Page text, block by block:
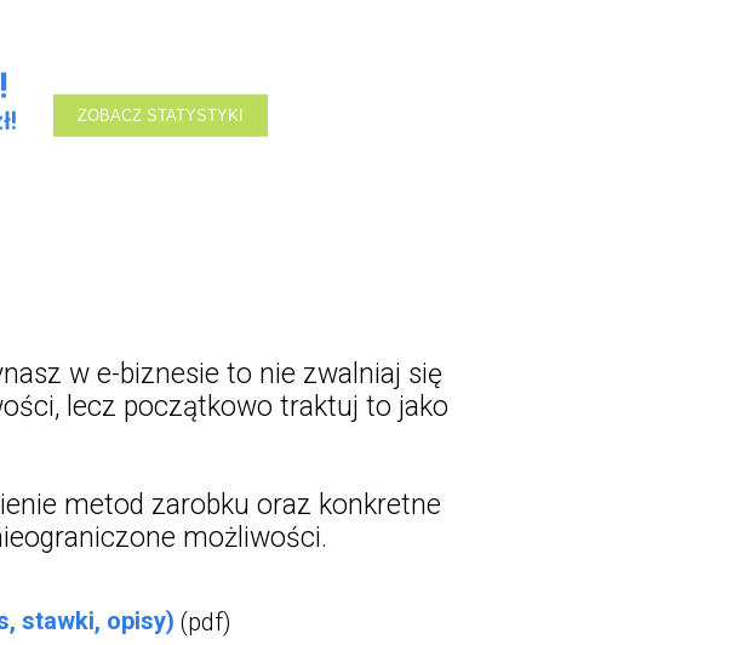
w e-biznesie to nie zwalniaj się
lecz początkowo traktuj to jako
metod zarobku oraz konkretne
możliwości.
stawki, opisy) (pdf)